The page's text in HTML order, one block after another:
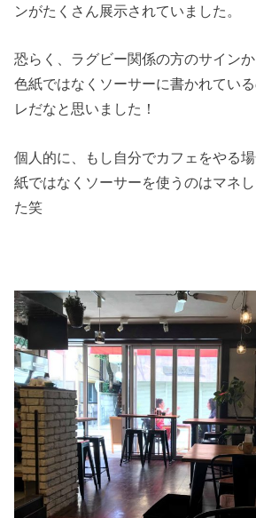
ンがたくさん展示されていました。
恐らく、ラグビー関係の方のサインか
色紙ではなくソーサーに書かれてい
レだなと思いました！
個人的に、もし自分でカフェをやる
紙ではなくソーサーを使うのはマネ
た笑